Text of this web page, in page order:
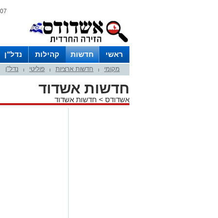
07 אוגוסט 2026 / 18:09
ראשי חדשות קהילות נדל"ן
מקומי חדשות ארציות פוליטי נדל"ן
חדשות אשדוד
אשדודס > חדשות אשדוד